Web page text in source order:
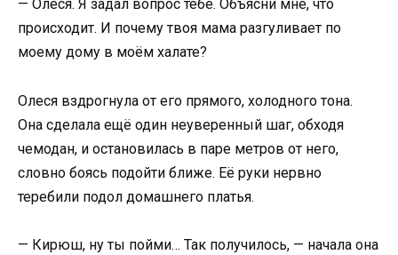
— Олеся. Я задал вопрос тебе. Объясни мне, что
происходит. И почему твоя мама разгуливает по
моему дому в моём халате?
Олеся вздрогнула от его прямого, холодного тона.
Она сделала ещё один неуверенный шаг, обходя
чемодан, и остановилась в паре метров от него,
словно боясь подойти ближе. Её руки нервно
теребили подол домашнего платья.
— Кирюш, ну ты пойми… Так получилось, — начала она